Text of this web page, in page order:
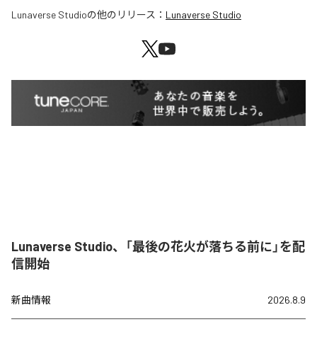
Lunaverse Studioの他のリリース： Lunaverse Studio
Lunaverse Studio、「最後の花火が落ちる前に」を配
信開始
新曲情報 2026.8.9